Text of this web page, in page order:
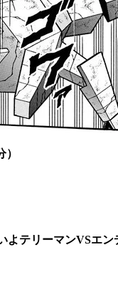
よテリーマンVSエン